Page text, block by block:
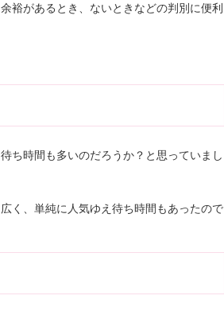
裕があるとき、ないときなどの判別に便利
ち時間も多いのだろうか？と思っていまし
く、単純に人気ゆえ待ち時間もあったので